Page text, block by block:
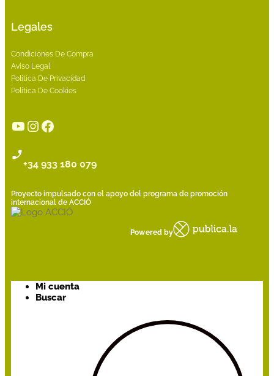
Legales
Condiciones De Compra
Aviso Legal
Política De Privacidad
Política De Cookies
YouTube
Instagram
Facebook
+34 933 180 079
Proyecto impulsado con el apoyo del programa de promoción
internacional de ACCIÓ
Powered by
Mi cuenta
Buscar